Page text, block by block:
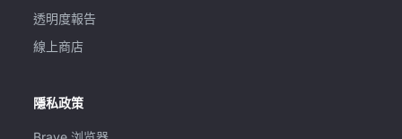
透明度報告
線上商店
隱私政策